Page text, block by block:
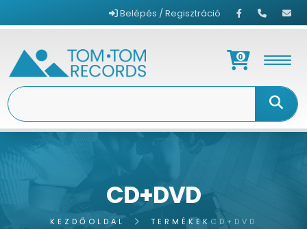
Belépés / Regisztráció
0
CD+DVD
KEZDŐOLDAL TERMÉKEK CD+DVD